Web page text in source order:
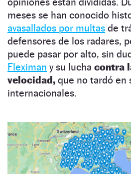
meses se han conocido
avasallados por multas de
defensores de los radares,
puede pasar por alto, sin
Fleximan y su lucha contra
velocidad, que no tardó en
internacionales.